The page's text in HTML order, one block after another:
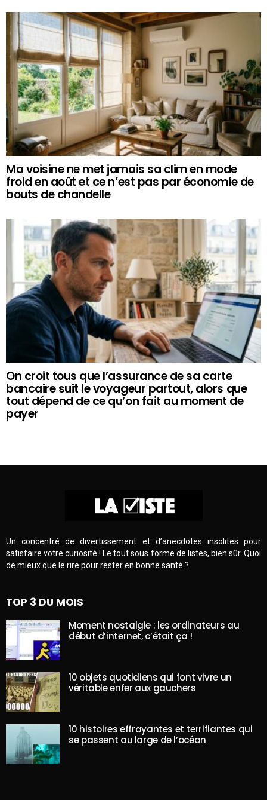
Ma voisine ne met jamais sa clim en mode
froid en août et ce n’est pas par économie de
bouts de chandelle
On croit tous que l’assurance de sa carte
bancaire suit le voyageur partout, alors que
tout dépend de ce qu’on fait au moment de
payer
Un concentré de divertissement et d’anecdotes insolites pour
satisfaire votre curiosité ! Le tout sous forme de listes, bien sûr. Quoi
de mieux que le rire pour rester en bonne santé ?
TOP 3 DU MOIS
Moment nostalgie : les ordinateurs au
début d’internet, c’était ça !
10 objets quotidiens qui font vivre un
véritable enfer aux gauchers
10 histoires effrayantes et terrifiantes qui
se passent au large de l’océan